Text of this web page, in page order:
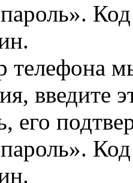
телефона
введите
его